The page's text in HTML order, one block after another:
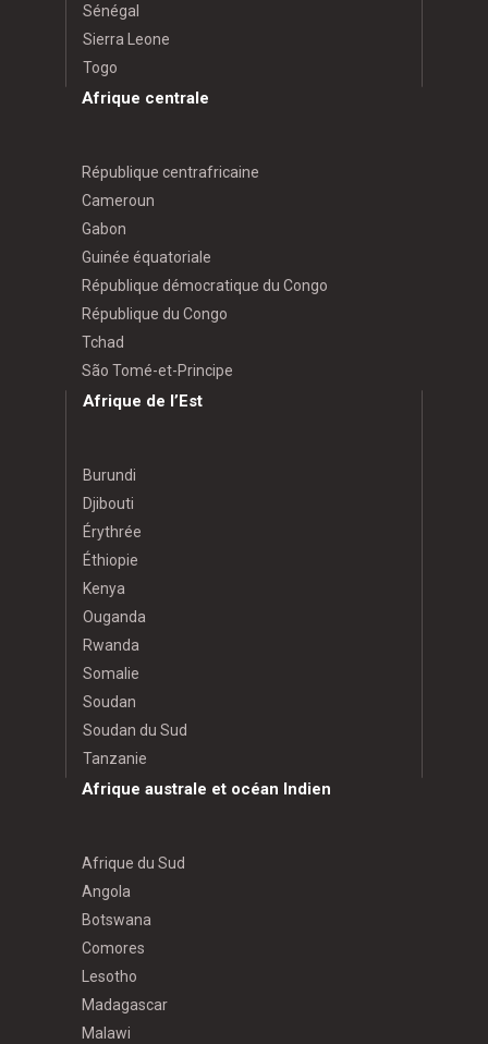
Sénégal
Sierra Leone
Togo
Afrique centrale
République centrafricaine
Cameroun
Gabon
Guinée équatoriale
République démocratique du Congo
République du Congo
Tchad
São Tomé-et-Principe
Afrique de l’Est
Burundi
Djibouti
Érythrée
Éthiopie
Kenya
Ouganda
Rwanda
Somalie
Soudan
Soudan du Sud
Tanzanie
Afrique australe et océan Indien
Afrique du Sud
Angola
Botswana
Comores
Lesotho
Madagascar
Malawi